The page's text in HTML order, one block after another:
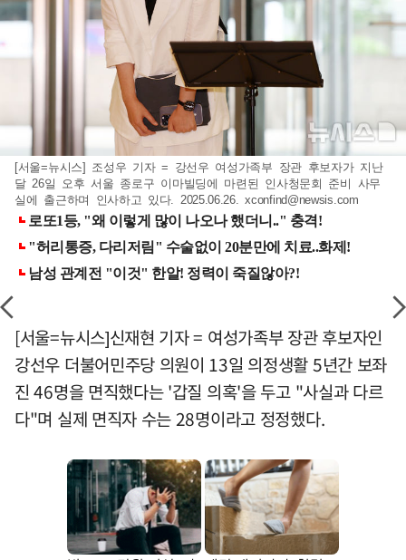
[서울=뉴시스] 조성우 기자 = 강선우 여성가족부 장관 후보자가 지난
달 26일 오후 서울 종로구 이마빌딩에 마련된 인사청문회 준비 사무
실에 출근하며 인사하고 있다. 2025.06.26.xconfind@newsis.com
[서울=뉴시스]신재현 기자 = 여성가족부 장관 후보자인
강선우 더불어민주당 의원이 13일 의정생활 5년간 보좌
진 46명을 면직했다는 '갑질 의혹'을 두고 "사실과 다르
다"며 실제 면직자 수는 28명이라고 정정했다.